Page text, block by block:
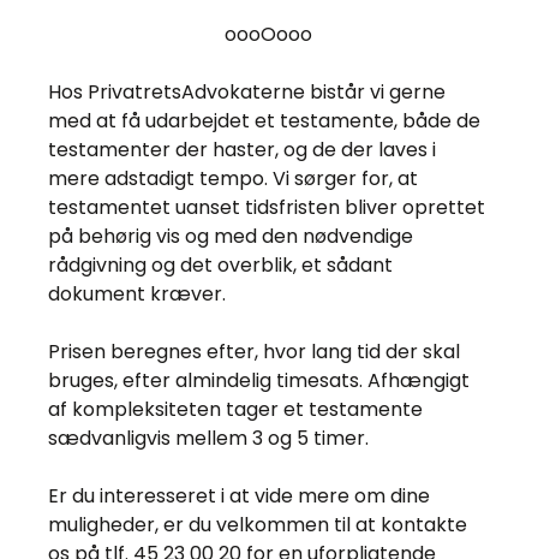
oooOooo
Hos PrivatretsAdvokaterne bistår vi gerne
med at få udarbejdet et testamente, både de
testamenter der haster, og de der laves i
mere adstadigt tempo. Vi sørger for, at
testamentet uanset tidsfristen bliver oprettet
på behørig vis og med den nødvendige
rådgivning og det overblik, et sådant
dokument kræver.
Prisen beregnes efter, hvor lang tid der skal
bruges, efter almindelig timesats. Afhængigt
af kompleksiteten tager et testamente
sædvanligvis mellem 3 og 5 timer.
Er du interesseret i at vide mere om dine
muligheder, er du velkommen til at kontakte